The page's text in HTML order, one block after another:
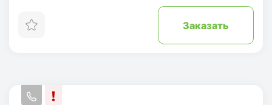
Заказать